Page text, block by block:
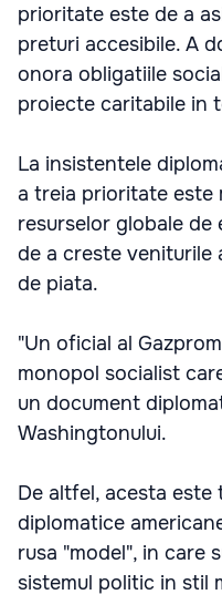
prioritate este de a
preturi accesibile. A
onora obligatiile
proiecte caritabile in
La insistentele
a treia prioritate este
resurselor globale de
de a creste veniturile
de piata.
"Un oficial al
monopol socialist
un document
Washingtonului.
De altfel, acesta
diplomatice
rusa "model", in care
sistemul politic in stil